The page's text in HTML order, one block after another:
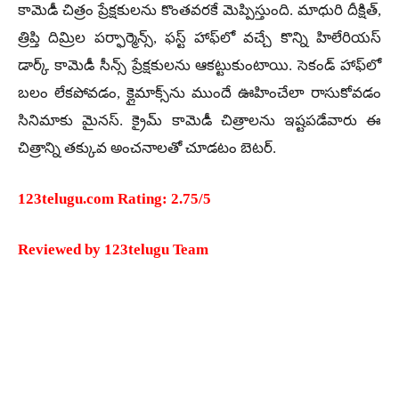
కామెడీ చిత్రం ప్రేక్షకులను కొంతవరకే మెప్పిస్తుంది. మాధురి దీక్షిత్,
త్రిప్తి దిమ్రిల పర్ఫార్మెన్స్, ఫస్ట్ హాఫ్‌లో వచ్చే కొన్ని హిలేరియస్
డార్క్ కామెడీ సీన్స్ ప్రేక్షకులను ఆకట్టుకుంటాయి. సెకండ్ హాఫ్‌లో
బలం లేకపోవడం, క్లైమాక్స్‌ను ముందే ఊహించేలా రాసుకోవడం
సినిమాకు మైనస్. క్రైమ్ కామెడీ చిత్రాలను ఇష్టపడేవారు ఈ
చిత్రాన్ని తక్కువ అంచనాలతో చూడటం బెటర్.
123telugu.com Rating: 2.75/5
Reviewed by 123telugu Team